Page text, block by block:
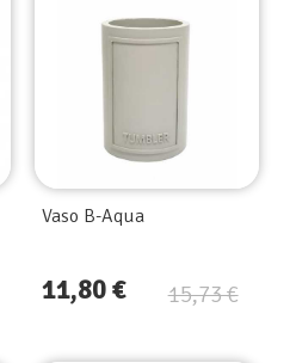
Vaso B-Aqua
15,73 €
11,80 €